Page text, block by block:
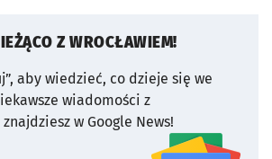
Z WROCŁAWIEM!
aby wiedzieć, co dzieje się we
wiadomości z
w Google News!